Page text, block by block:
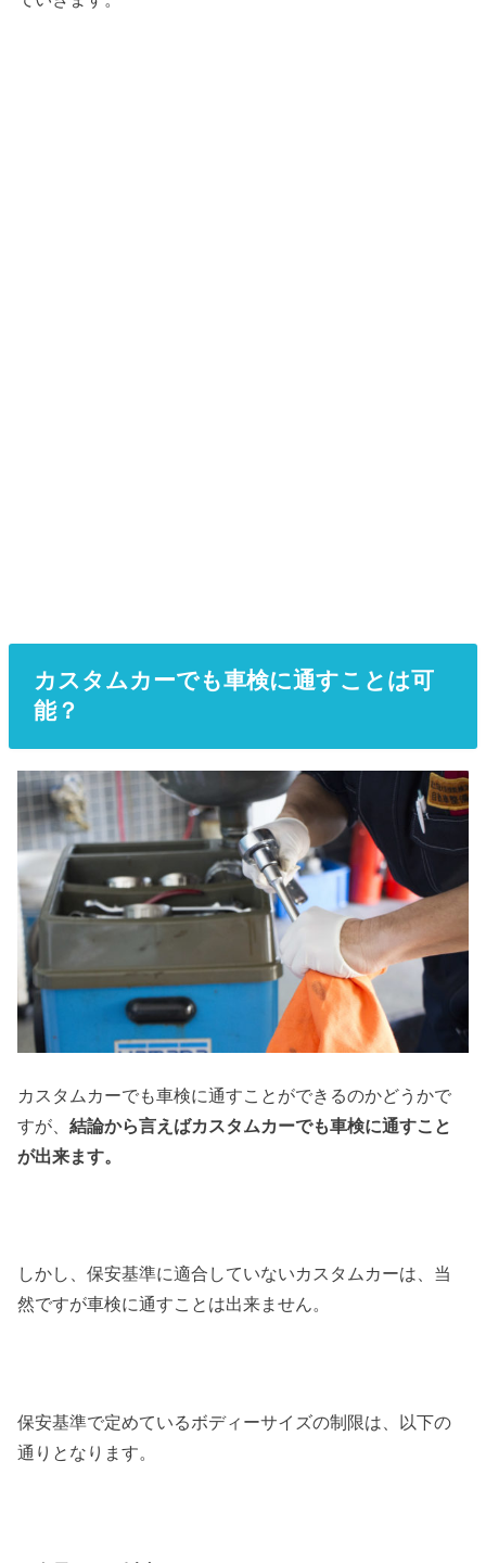
カスタムカーでも車検に通すことは可
能？
カスタムカーでも車検に通すことができるのかどうかで
すが、結論から言えばカスタムカーでも車検に通すこと
が出来ます。
しかし、保安基準に適合していないカスタムカーは、当
然ですが車検に通すことは出来ません。
保安基準で定めているボディーサイズの制限は、以下の
通りとなります。